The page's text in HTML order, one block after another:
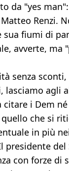
da "yes
Renzi.
sua fiumi di
avverte, ma
senza sconti,
lasciamo agli
citare i Dem
che si
in più
presidente del
con forze di